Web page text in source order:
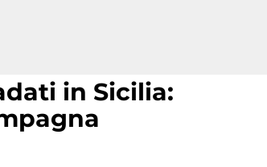
in Sicilia: